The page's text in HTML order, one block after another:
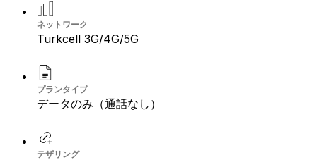
ネットワーク
Turkcell 3G/4G/5G
プランタイプ
データのみ（通話なし）
テザリング